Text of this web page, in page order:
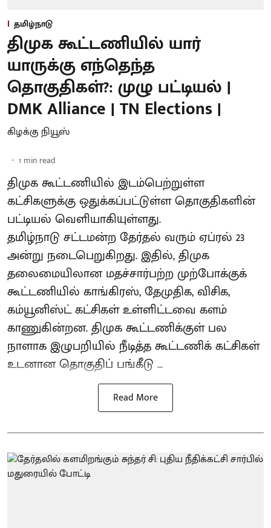
தமிழ்நாடு
திமுக கூட்டணியில் யார்
யாருக்கு எந்தெந்த
தொகுதிகள்?: முழு பட்டியல் |
DMK Alliance | TN Elections |
கிழக்கு நியூஸ்
1 min read
திமுக கூட்டணியில் இடம்பெற்றுள்ள
கட்சிகளுக்கு ஒதுக்கப்பட்டுள்ள தொகுதிகளின்
பட்டியல் வெளியாகியுள்ளது.
தமிழ்நாடு சட்டமன்ற தேர்தல் வரும் ஏப்ரல் 23
அன்று நடைபெறுகிறது. இதில், திமுக
தலைமையிலான மதச்சார்பற்ற முற்போக்குக்
கூட்டணியில் காங்கிரஸ், தேமுதிக, விசிக,
கம்யூனிஸ்ட் கட்சிகள் உள்ளிட்டவை களம்
காணுகின்றன. திமுக கூட்டணிக்குள் பல
நாளாக இழுபறியில் நீடித்த கூட்டணிக் கட்சிகள்
உடனான தொகுதிப் பங்கீடு ...
Read More